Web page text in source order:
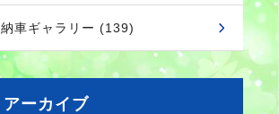
納車ギャラリー (139)
アーカイブ